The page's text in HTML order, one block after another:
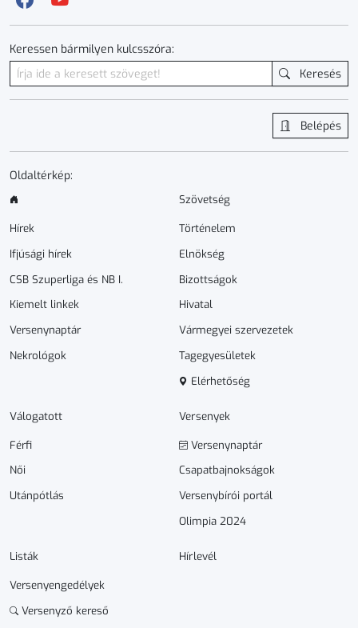
Keressen bármilyen kulcsszóra:
Keresés
Belépés
Oldaltérkép:
Hírek
Ifjúsági hírek
CSB Szuperliga és NB I.
Kiemelt linkek
Versenynaptár
Nekrológok
Szövetség
Történelem
Elnökség
Bizottságok
Hivatal
Vármegyei szervezetek
Tagegyesületek
Elérhetőség
Válogatott
Férfi
Női
Utánpótlás
Versenyek
Versenynaptár
Csapatbajnokságok
Versenybírói portál
Olimpia 2024
Listák
Versenyengedélyek
Versenyző kereső
Hírlevél